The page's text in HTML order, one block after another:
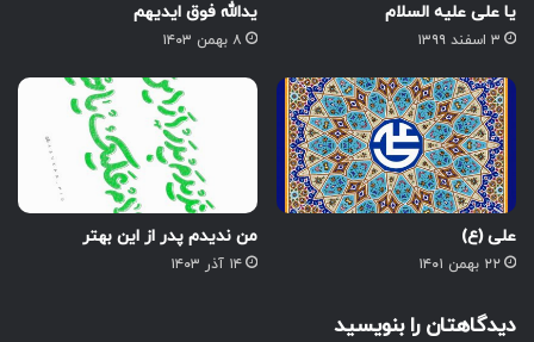
یا علی علیه السلام
۳ اسفند ۱۳۹۹
یدالله فوق ایدیهم
۸ بهمن ۱۴۰۳
علی (ع)
۲۲ بهمن ۱۴۰۱
من ندیدم پدر از این بهتر
۱۴ آذر ۱۴۰۳
دیدگاهتان را بنویسید